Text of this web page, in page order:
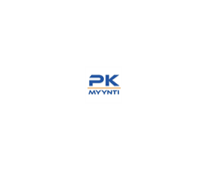
› Yritys
› Yhteystiedot